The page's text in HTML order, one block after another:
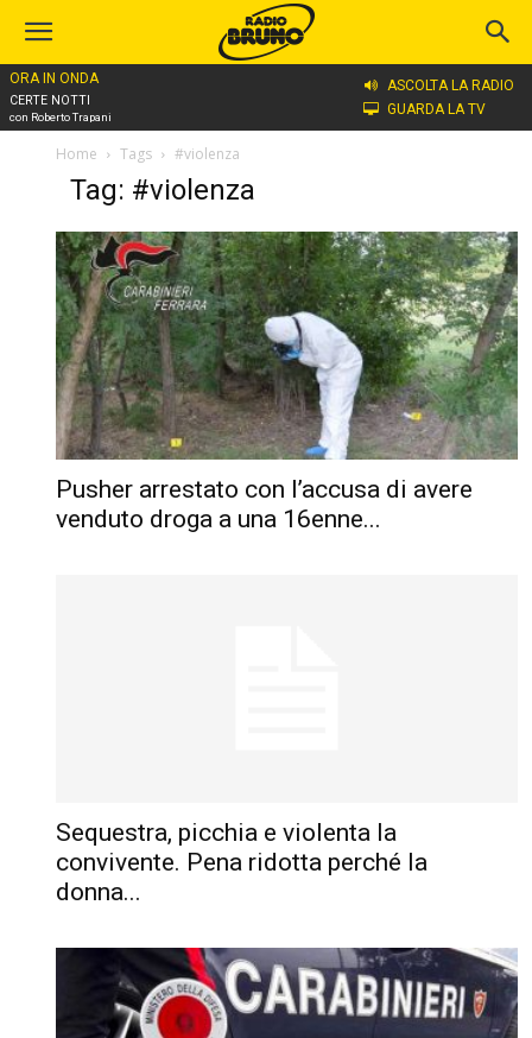
ORA IN ONDA
CERTE NOTTI
con Roberto Trapani
ASCOLTA LA RADIO
GUARDA LA TV
Home Tags #violenza
Tag: #violenza
Pusher arrestato con l’accusa di avere
venduto droga a una 16enne...
Sequestra, picchia e violenta la
convivente. Pena ridotta perché la
donna...